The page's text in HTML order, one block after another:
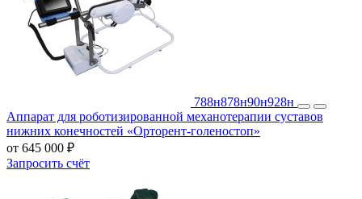
788н878н90н928н
Аппарат для роботизированной механотерапии суставов
нижних конечностей «Орторент-голеностоп»
от 645 000 ₽
Запросить счёт